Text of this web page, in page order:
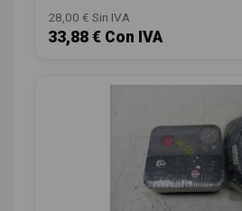
28,00 € Sin IVA
33,88 € Con IVA